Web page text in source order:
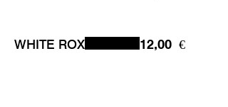
WHITE ROX 12,00 €